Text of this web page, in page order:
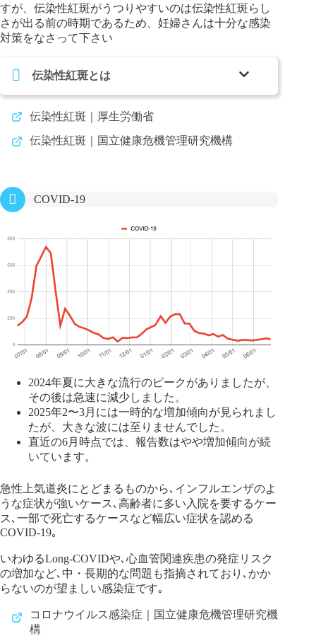
すが、伝染性紅斑がうつりやすいのは伝染性紅斑らし
さが出る前の時期であるため、妊婦さんは十分な感染
対策をなさって下さい
伝染性紅斑とは
伝染性紅斑｜厚生労働省
伝染性紅斑｜国立健康危機管理研究機構
COVID-19
2024年夏に大きな流行のピークがありましたが、
その後は急速に減少しました。
2025年2〜3月には一時的な増加傾向が見られまし
たが、大きな波には至りませんでした。
直近の6月時点では、報告数はやや増加傾向が続
いています。
急性上気道炎にとどまるものから､インフルエンザのよ
うな症状が強いケース､高齢者に多い入院を要するケー
ス､一部で死亡するケースなど幅広い症状を認める
COVID-19｡
いわゆるLong-COVIDや､心血管関連疾患の発症リスク
の増加など､中・長期的な問題も指摘されており､かか
らないのが望ましい感染症です｡
コロナウイルス感染症｜国立健康危機管理研究機
構